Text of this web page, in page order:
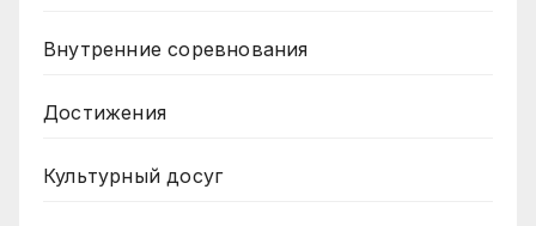
Внутренние соревнования
Достижения
Культурный досуг